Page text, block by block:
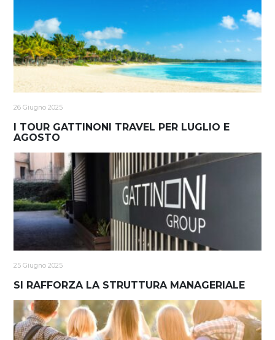
26 Giugno 2025
I TOUR GATTINONI TRAVEL PER LUGLIO E
AGOSTO
25 Giugno 2025
SI RAFFORZA LA STRUTTURA MANAGERIALE